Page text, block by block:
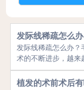
发际线稀疏怎么
发际线稀疏怎么办？
术的不断进步，越来
植发的术前术后